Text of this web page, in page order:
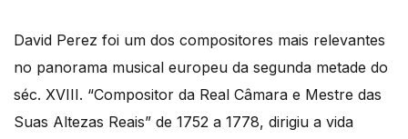
David Perez foi um dos compositores mais relevantes
no panorama musical europeu da segunda metade do
séc. XVIII. “Compositor da Real Câmara e Mestre das
Suas Altezas Reais” de 1752 a 1778, dirigiu a vida